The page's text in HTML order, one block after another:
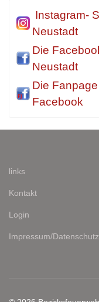
Instagram-
Neustadt
Die
Neustadt
Die
Facebook
links
Kontakt
Login
Impressum/Datenschutz